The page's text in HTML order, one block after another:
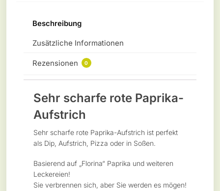
Beschreibung
Zusätzliche Informationen
Rezensionen 0
Sehr scharfe rote Paprika-
Aufstrich
Sehr scharfe rote Paprika-Aufstrich ist perfekt
als Dip, Aufstrich, Pizza oder in Soßen.
Basierend auf „Florina“ Paprika und weiteren
Leckereien!
Sie verbrennen sich, aber Sie werden es mögen!